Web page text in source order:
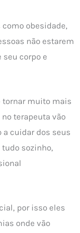
obesidade,
não estarem
seu corpo e
tornar muito mais
terapeuta vão
cuidar dos seus
sozinho,
por isso eles
onde vão